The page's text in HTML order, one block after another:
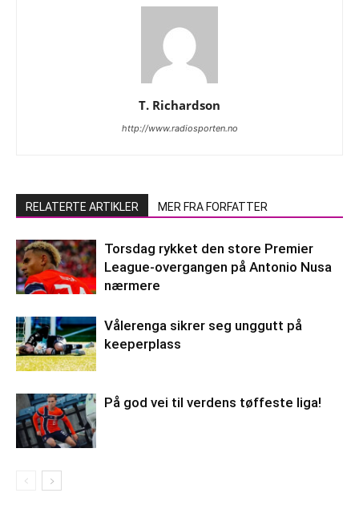
T. Richardson
http://www.radiosporten.no
RELATERTE ARTIKLER MER FRA FORFATTER
Torsdag rykket den store Premier
League-overgangen på Antonio Nusa
nærmere
Vålerenga sikrer seg unggutt på
keeperplass
På god vei til verdens tøffeste liga!